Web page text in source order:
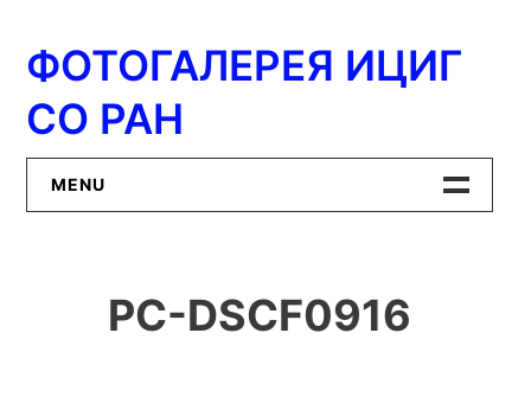
содержимому
ФОТОГАЛЕРЕЯ ИЦИГ
СО РАН
MENU
ИЦиГ СО РАН
PC-DSCF0916